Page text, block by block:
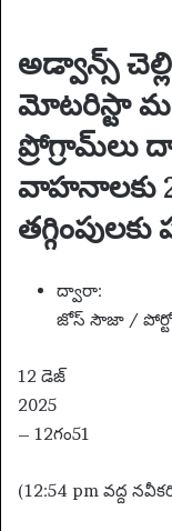
అడ్వాన్స్
మోటరిస్టా
ప్రోగ్రామ్‌లు
వాహనాలకు
ద్వారా:
జోస్ సౌజా / పోర్టో
12 డెజ్
2025
– 12గం51
(12:54 pm వద్ద